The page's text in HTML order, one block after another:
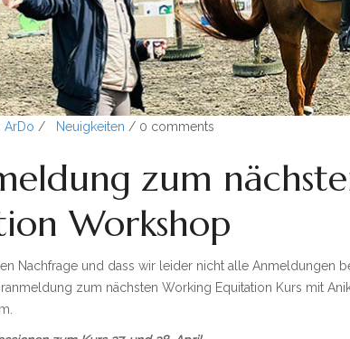
ArDo / Neuigkeiten / 0 comments
zum
Workshop
Nachfrage und dass wir leider nicht alle Anmeldungen
zum nächsten Working Equitation Kurs mit